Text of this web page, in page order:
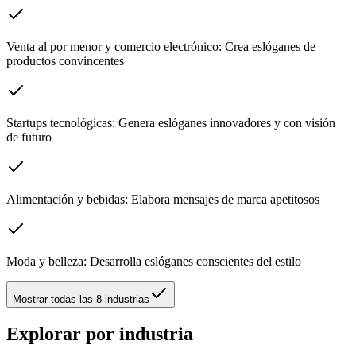
Venta al por menor y comercio electrónico: Crea eslóganes de
productos convincentes
Startups tecnológicas: Genera eslóganes innovadores y con visión
de futuro
Alimentación y bebidas: Elabora mensajes de marca apetitosos
Moda y belleza: Desarrolla eslóganes conscientes del estilo
Mostrar todas las 8 industrias
Explorar por industria